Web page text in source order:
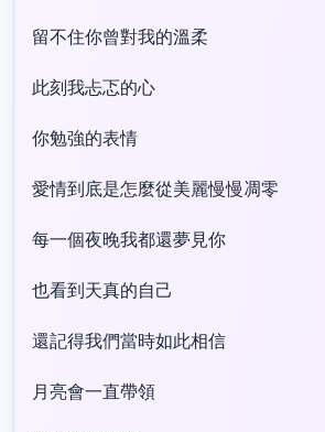
留不住你曾對我的溫柔
此刻我忐忑的心
你勉強的表情
愛情到底是怎麼從美麗慢慢凋零
每一個夜晚我都還夢見你
也看到天真的自己
還記得我們當時如此相信
月亮會一直帶領